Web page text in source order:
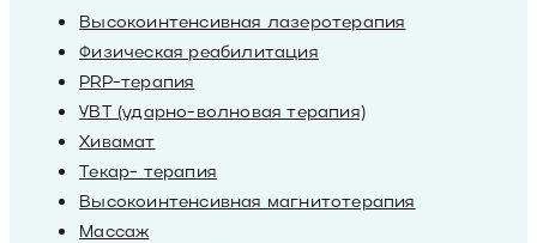
Высокоинтенсивная лазеротерапия
Физическая реабилитация
PRP-терапия
УВТ (ударно-волновая терапия)
Хивамат
Текар- терапия
Высокоинтенсивная магнитотерапия
Массаж